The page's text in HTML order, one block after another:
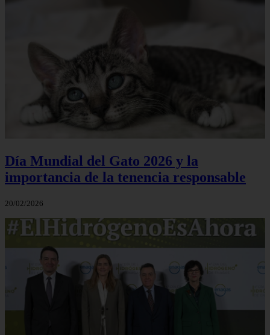
Día Mundial del Gato 2026 y la
importancia de la tenencia responsable
20/02/2026